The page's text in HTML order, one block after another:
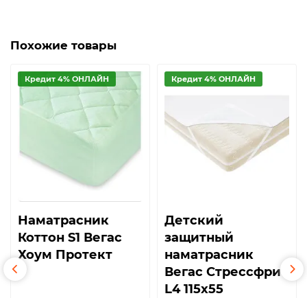
Похожие товары
Кредит 4% ОНЛАЙН
Наматрасник
Коттон S1 Вегас
Хоум Протект
Кредит 4% ОНЛАЙН
Детский
защитный
наматрасник
Вегас Стрессфри
L4 115х55